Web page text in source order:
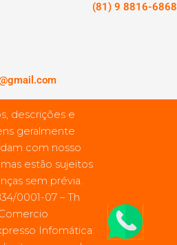
(81) 9 8816-6868
descrições e
geralmente
com nosso
estão sujeitos
sem prévia.
0001-07 – Th
Infomática.